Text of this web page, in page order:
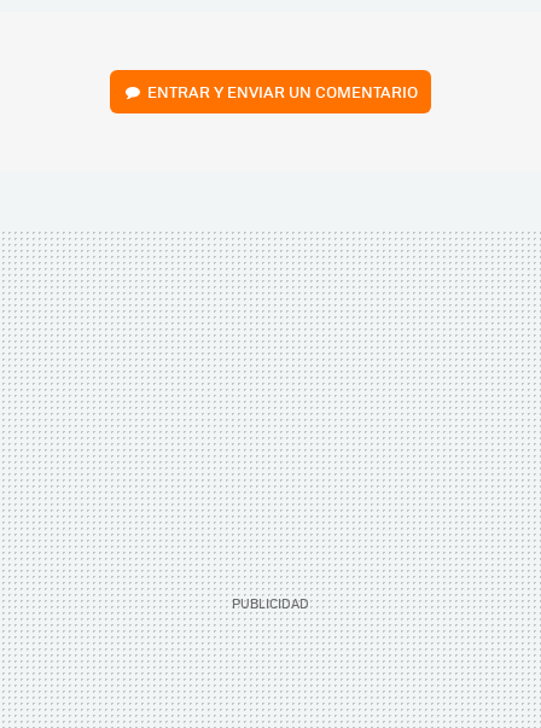
ENTRAR Y ENVIAR UN COMENTARIO